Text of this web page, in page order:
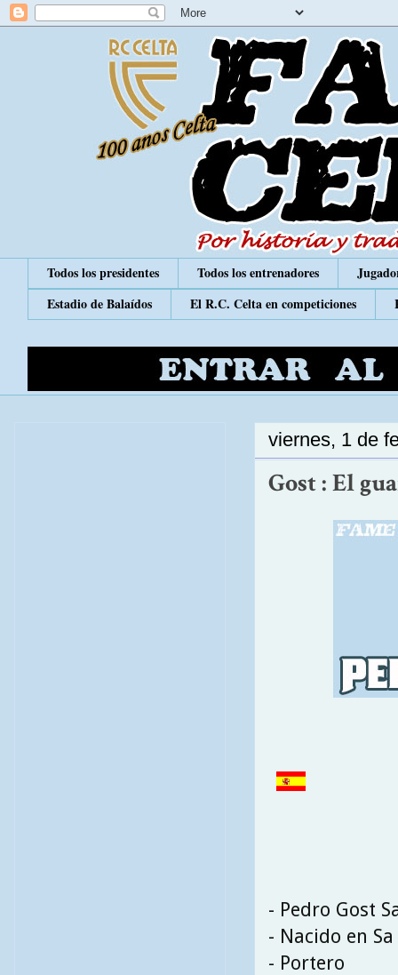
Todos los presidentes Todos los entrenadores
Estadio de Balaídos
El R.C. Celta en competiciones
viernes, 1 de
Gost : El
- Pedro Gost
- Nacido en
- Portero